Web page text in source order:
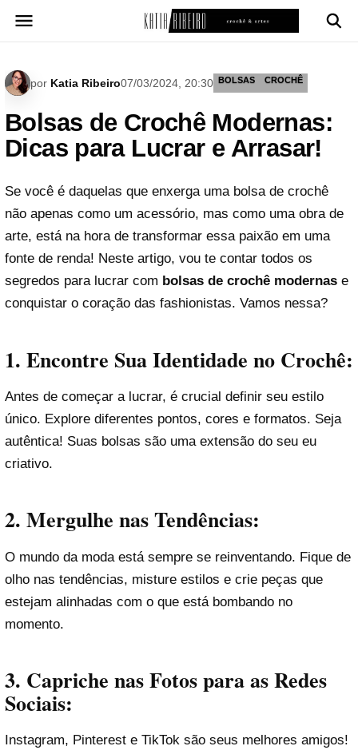
para
por Katia Ribeiro07/03/2024, 20:30 BOLSAS CROCHÊ
Bolsas de Crochê Modernas:
Dicas para Lucrar e Arrasar!
Se você é daquelas que enxerga uma bolsa de crochê
não apenas como um acessório, mas como uma obra de
arte, está na hora de transformar essa paixão em uma
fonte de renda! Neste artigo, vou te contar todos os
segredos para lucrar com bolsas de crochê modernas e
conquistar o coração das fashionistas. Vamos nessa?
1. Encontre Sua Identidade no Crochê:
Antes de começar a lucrar, é crucial definir seu estilo
único. Explore diferentes pontos, cores e formatos. Seja
autêntica! Suas bolsas são uma extensão do seu eu
criativo.
2. Mergulhe nas Tendências:
O mundo da moda está sempre se reinventando. Fique de
olho nas tendências, misture estilos e crie peças que
estejam alinhadas com o que está bombando no
momento.
3. Capriche nas Fotos para as Redes
Sociais:
Instagram, Pinterest e TikTok são seus melhores amigos!